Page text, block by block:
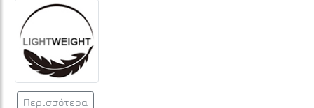
Περισσότερα